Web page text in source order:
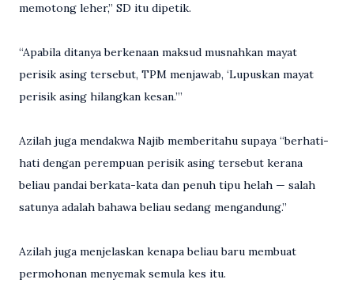
memotong leher,” SD itu dipetik.
“Apabila ditanya berkenaan maksud musnahkan mayat
perisik asing tersebut, TPM menjawab, ‘Lupuskan mayat
perisik asing hilangkan kesan.’”
Azilah juga mendakwa Najib memberitahu supaya “berhati-
hati dengan perempuan perisik asing tersebut kerana
beliau pandai berkata-kata dan penuh tipu helah — salah
satunya adalah bahawa beliau sedang mengandung.”
Azilah juga menjelaskan kenapa beliau baru membuat
permohonan menyemak semula kes itu.